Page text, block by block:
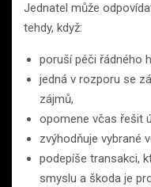
Jednatel může
tehdy, když:
poruší péči řádného
jedná v rozporu se
zájmů,
opomene včas řešit
zvýhodňuje vybrané
podepíše transakci,
smyslu a škoda je